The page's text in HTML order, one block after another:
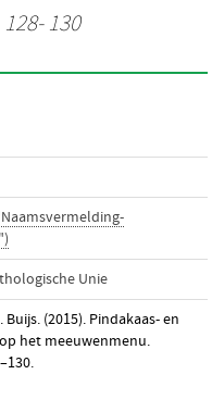
130
Unie
Buijs. (2015). Pindakaas- en
het meeuwenmenu.